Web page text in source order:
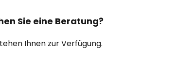
Sie eine Beratung?
Ihnen zur Verfügung.